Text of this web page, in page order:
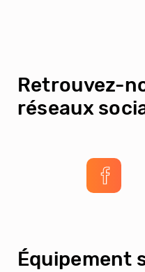
Équipement
Retrouvez-
réseaux